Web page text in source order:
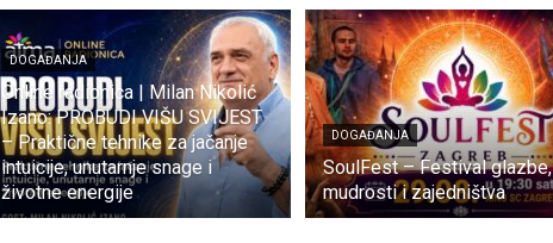
DOGAĐANJA
Online radionica | Milan Nikolić
Izano: PROBUDI VIŠU SVIJEST
– Praktične tehnike za jačanje
intuicije, unutarnje snage i
životne energije
DOGAĐANJA
SoulFest – Festival glazbe,
mudrosti i zajedništva